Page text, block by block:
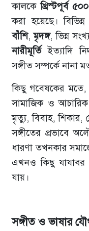
কালকেখ্রিস্টপূর্ব
করা হয়েছে। বিভিন্ন
বাঁশি,মৃদঙ্গ, ভিন্ন
নারীমূর্তিইত্যাদি
সঙ্গীত সম্পর্কে নানা
কিছু গবেষকের মতে,
সামাজিক ও
মৃত্যু, বিবাহ,
সঙ্গীতের প্রভাবে
ধারণা তখনকার
এখনও কিছু যাযাবর
যায়।
সঙ্গীত ও ভাষার